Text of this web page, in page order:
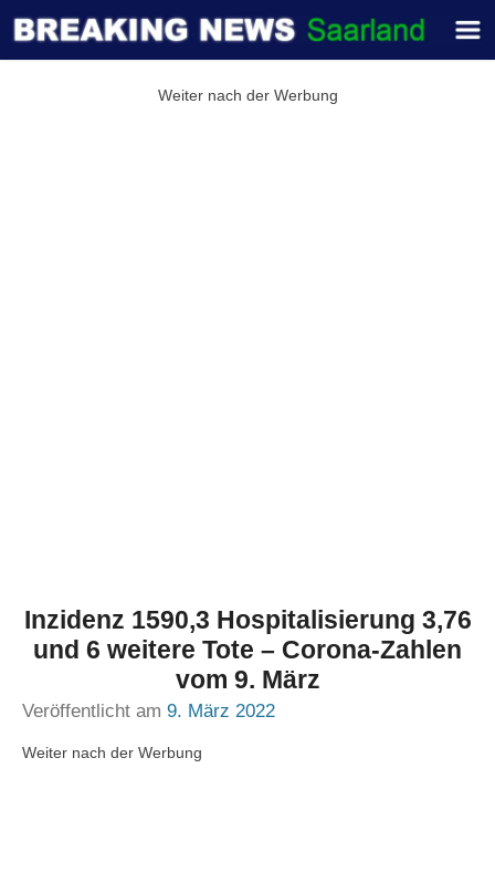
Weiter nach der Werbung
Inzidenz 1590,3 Hospitalisierung 3,76
und 6 weitere Tote – Corona-Zahlen
vom 9. März
Veröffentlicht am 9. März 2022
Weiter nach der Werbung